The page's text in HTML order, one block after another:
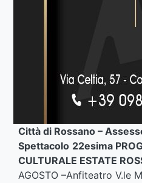
Città di Rossano –
Spettacolo 22esima
CULTURALE ESTATE
AGOSTO –Anfiteatro V.le